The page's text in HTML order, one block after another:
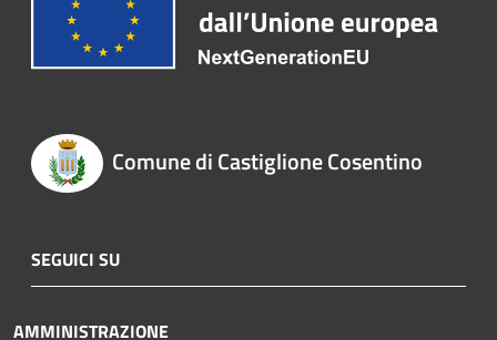
Comune di Castiglione Cosentino
SEGUICI SU
AMMINISTRAZIONE